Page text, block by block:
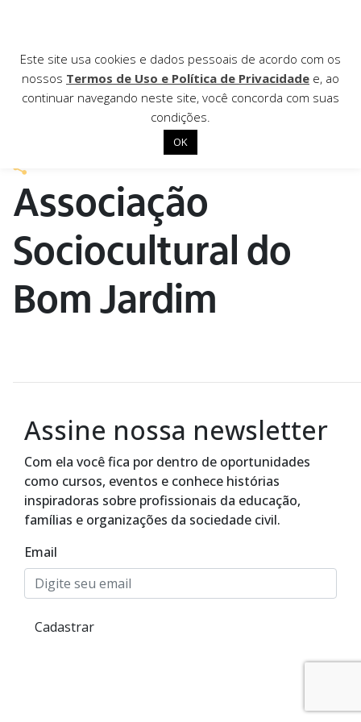
Institucional
Nossas ações
Biblioteca
Editais
Notícias
Associação
Sociocultural do
Bom Jardim
Assine nossa newsletter
Com ela você fica por dentro de oportunidades
como cursos, eventos e conhece histórias
inspiradoras sobre profissionais da educação,
famílias e organizações da sociedade civil.
Email
Cadastrar
Este site usa cookies e dados pessoais de acordo com os
nossos Termos de Uso e Política de Privacidade e, ao
continuar navegando neste site, você concorda com suas
condições.
OK